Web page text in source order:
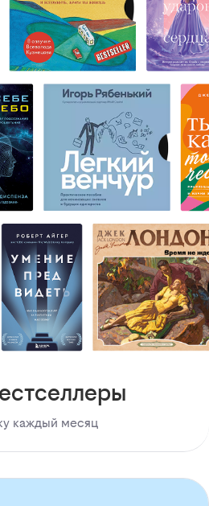
каждый месяц